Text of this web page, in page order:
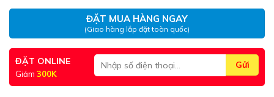
ĐẶT MUA HÀNG NGAY
(Giao hàng lắp đặt toàn quốc)
ĐẶT ONLINE
Giảm 300K